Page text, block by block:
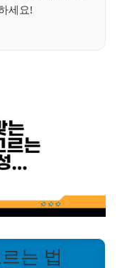
세요!
는 법